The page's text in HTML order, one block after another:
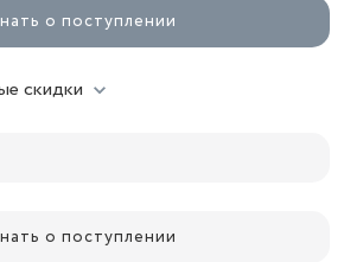
о поступлении
скидки
о поступлении